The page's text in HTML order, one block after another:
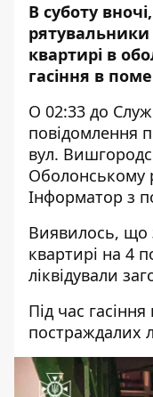
В суботу
квартирі в
гасіння в
О 02:33 до
повідомлення
вул.
Оболонському
Інформатор з
Виявилось, що
квартирі на 4
ліквідували
Під час
постраждалих